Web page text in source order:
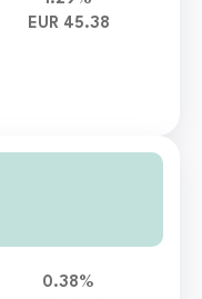
EUR 45.38
0.38%